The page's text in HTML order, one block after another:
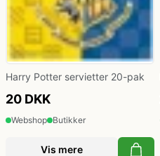
Harry Potter servietter 20-pak
20 DKK
Webshop Butikker
Vis mere